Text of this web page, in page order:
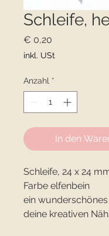
Schleife,
€ 0,20
inkl. USt
Anzahl *
In den
Schleife, 24 x 24
Farbe elfenbein
ein
deine kreativen